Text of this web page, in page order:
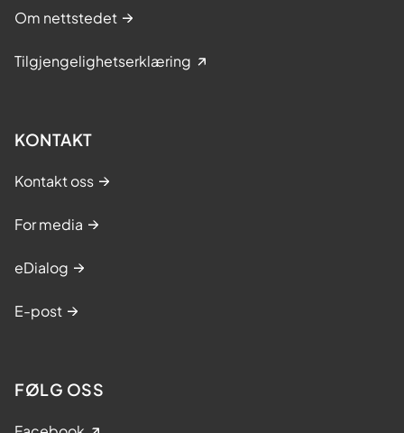
Om nettstedet
Tilgjengelighetserklæring
KONTAKT
Kontakt oss
For media
eDialog
E-post
FØLG OSS